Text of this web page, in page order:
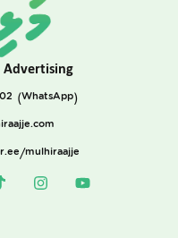
(WhatsApp)
mulhiraajje